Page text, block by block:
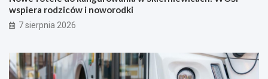
wspiera rodziców i noworodki
7 sierpnia 2026